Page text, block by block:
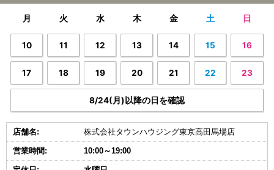
月 火 水 木 金 土 日
10 11 12 13 14 15 16
17 18 19 20 21 22 23
8/24(月)以降の日を確認
店舗名: 株式会社タウンハウジング東京高田馬場店
営業時間: 10:00～19:00